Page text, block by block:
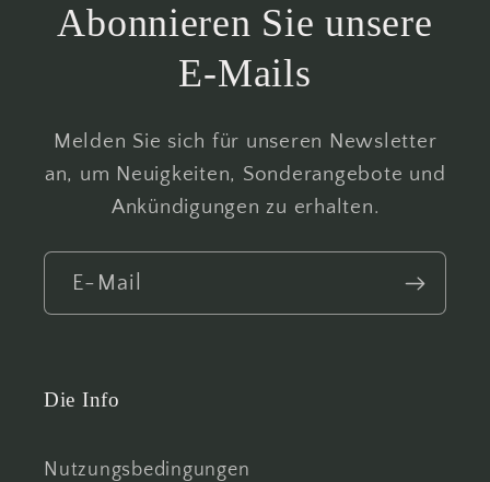
Abonnieren Sie unsere
E-Mails
Melden Sie sich für unseren Newsletter
an, um Neuigkeiten, Sonderangebote und
Ankündigungen zu erhalten.
E-Mail
Die Info
Nutzungsbedingungen